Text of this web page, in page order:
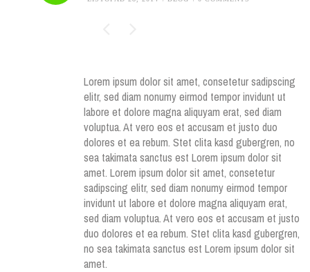
Lorem ipsum dolor sit amet, consetetur sadipscing
elitr, sed diam nonumy eirmod tempor invidunt ut
labore et dolore magna aliquyam erat, sed diam
voluptua. At vero eos et accusam et justo duo
dolores et ea rebum. Stet clita kasd gubergren, no
sea takimata sanctus est Lorem ipsum dolor sit
amet. Lorem ipsum dolor sit amet, consetetur
sadipscing elitr, sed diam nonumy eirmod tempor
invidunt ut labore et dolore magna aliquyam erat,
sed diam voluptua. At vero eos et accusam et justo
duo dolores et ea rebum. Stet clita kasd gubergren,
no sea takimata sanctus est Lorem ipsum dolor sit
amet.